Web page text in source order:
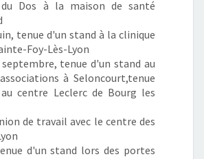
Dos à la maison de santé
d'un stand à la clinique
Foy-Lès-Lyon
tenue d'un stand au
à Seloncourt,tenue
centre Leclerc de Bourg les
de travail avec le centre des
stand lors des portes